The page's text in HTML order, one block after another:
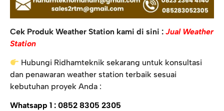
Cek Produk Weather Station kami di sini : Jual Weather
Station
Hubungi Ridhamteknik sekarang untuk konsultasi
dan penawaran weather station terbaik sesuai
kebutuhan proyek Anda :
Whatsapp 1 : 0852 8305 2305